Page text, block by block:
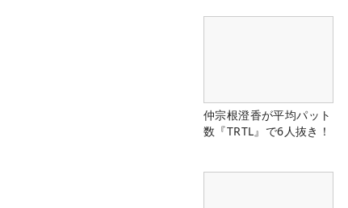
仲宗根澄香が平均パット
数『TRTL』で6人抜き！